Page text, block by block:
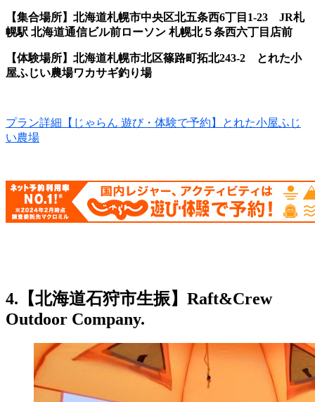
【集合場所】北海道札幌市中央区北五条西6丁目1‐23 JR札
幌駅 北海道通信ビル前ローソン 札幌北５条西六丁目店前
【体験場所】北海道札幌市北区篠路町拓北243-2 とれた小
屋ふじい農場ワカサギ釣り場
プラン詳細【じゃらん 遊び・体験で予約】とれた小屋ふじ
い農場
4.【北海道石狩市生振】Raft&Crew
Outdoor Company.